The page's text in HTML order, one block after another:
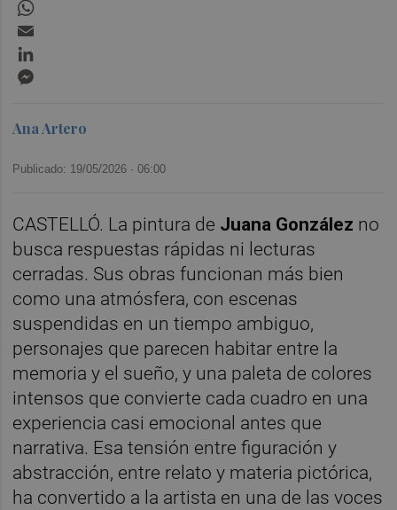
Ana Artero
Publicado: 19/05/2026 ·06:00
CASTELLÓ. La pintura de Juana González no
busca respuestas rápidas ni lecturas
cerradas. Sus obras funcionan más bien
como una atmósfera, con escenas
suspendidas en un tiempo ambiguo,
personajes que parecen habitar entre la
memoria y el sueño, y una paleta de colores
intensos que convierte cada cuadro en una
experiencia casi emocional antes que
narrativa. Esa tensión entre figuración y
abstracción, entre relato y materia pictórica,
ha convertido a la artista en una de las voces